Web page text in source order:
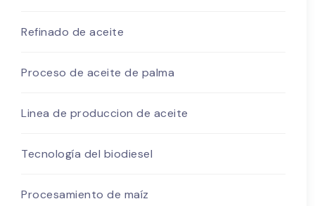
Refinado de aceite
Proceso de aceite de palma
Linea de produccion de aceite
Tecnología del biodiesel
Procesamiento de maíz